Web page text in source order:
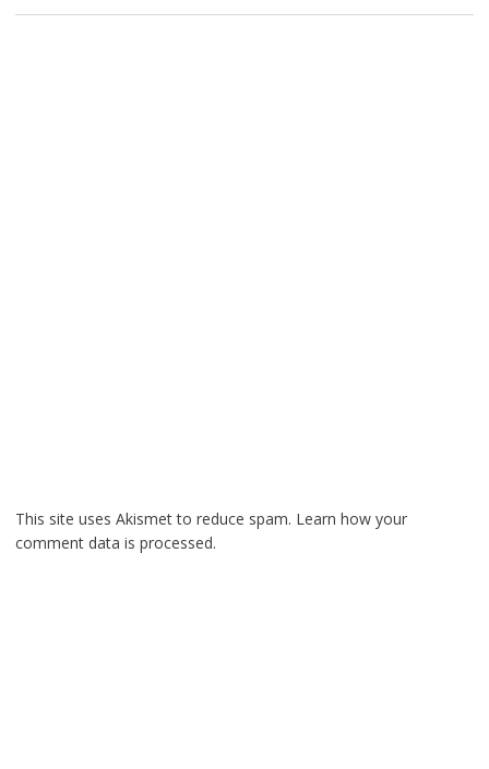
This site uses Akismet to reduce spam. Learn how your
comment data is processed.